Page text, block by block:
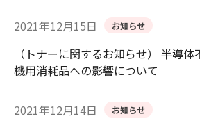
2021年12月15日 お知らせ
（トナーに関するお知らせ） 半導
機用消耗品への影響について
2021年12月14日 お知らせ